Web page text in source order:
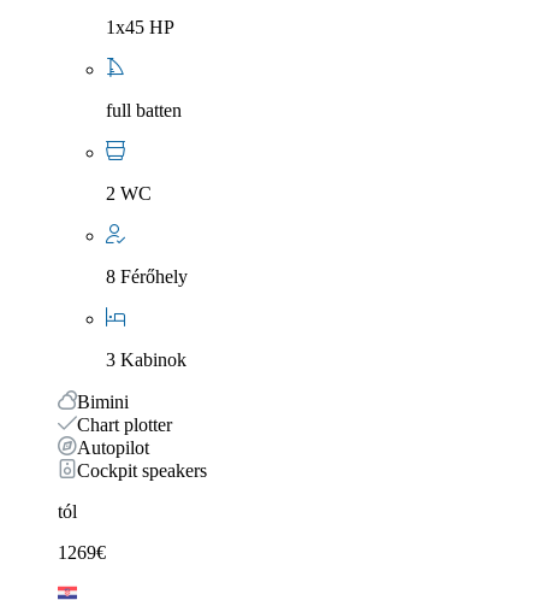
1x45 HP
full batten
2 WC
8 Férőhely
3 Kabinok
Bimini
Chart plotter
Autopilot
Cockpit speakers
tól
1269€